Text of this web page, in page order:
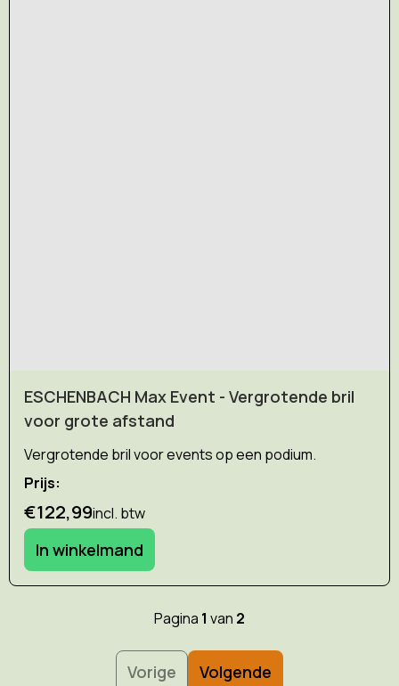
ESCHENBACH Max Event - Vergrotende bril
voor grote afstand
Vergrotende bril voor events op een podium.
Prijs:
€122,99incl. btw
In winkelmand
Pagina 1 van 2
Vorige Volgende